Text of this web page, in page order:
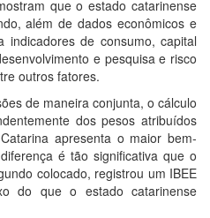
que o estado catarinense
além de dados econômicos e
indicadores de consumo, capital
e pesquisa e risco
outros fatores.
de maneira conjunta, o cálculo
dos pesos atribuídos
apresenta o maior bem-
é tão significativa que o
colocado, registrou um IBEE
do que o estado catarinense